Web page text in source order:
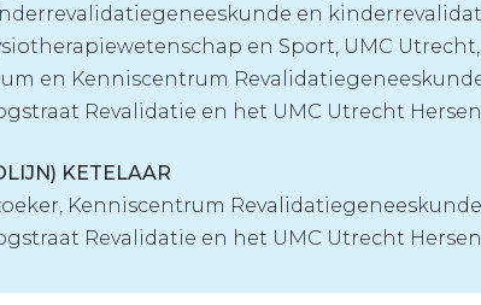
en
en Sport, UMC
en Kenniscentrum
Revalidatie en het UMC Utrecht
KETELAAR
Kenniscentrum
Revalidatie en het UMC Utrecht